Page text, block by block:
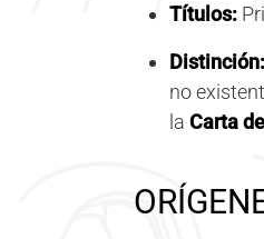
Títulos:
Distinción:
no
la Carta